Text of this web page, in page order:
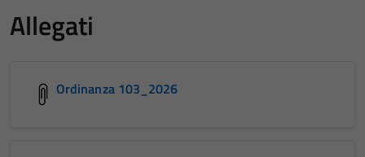
Allegati
Ordinanza 103_2026